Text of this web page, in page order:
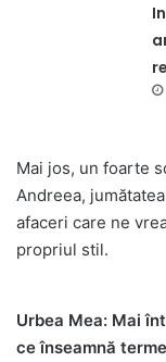
Mai jos, un foarte
Andreea,
afaceri care ne
propriul stil.
Urbea Mea: Mai
ce înseamnă